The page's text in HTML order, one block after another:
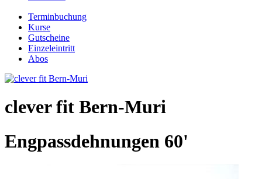
Terminbuchung
Kurse
Gutscheine
Einzeleintritt
Abos
clever fit Bern-Muri
Engpassdehnungen 60'